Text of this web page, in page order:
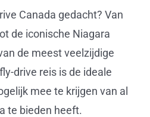
Canada gedacht? Van
de iconische Niagara
de meest veelzijdige
drive reis is de ideale
mee te krijgen van al
te bieden heeft.